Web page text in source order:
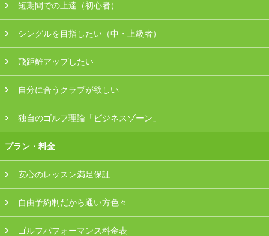
短期間での上達（初心者）
シングルを目指したい（中・上級者）
飛距離アップしたい
自分に合うクラブが欲しい
独自のゴルフ理論「ビジネスゾーン」
プラン・料金
安心のレッスン満足保証
自由予約制だから通い方色々
ゴルフパフォーマンス料金表